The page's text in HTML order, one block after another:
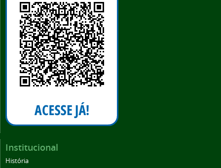
Institucional
História